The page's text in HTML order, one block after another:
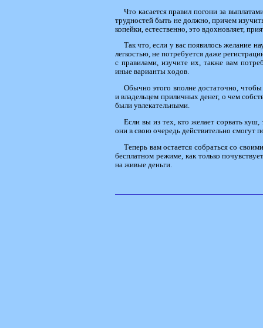
Что касается правил погони за
трудностей быть не должно, причем
копейки, естественно, это вдохновляет,
Так что, если у вас появилось желание
легкостью, не потребуется даже
с правилами, изучите их, также вам
иные варианты ходов.
Обычно этого вполне достаточно,
и владельцем приличных денег, о чем
были увлекательными.
Если вы из тех, кто желает сорвать куш,
они в свою очередь действительно
Теперь вам остается собраться со
бесплатном режиме, как только
на живые деньги.